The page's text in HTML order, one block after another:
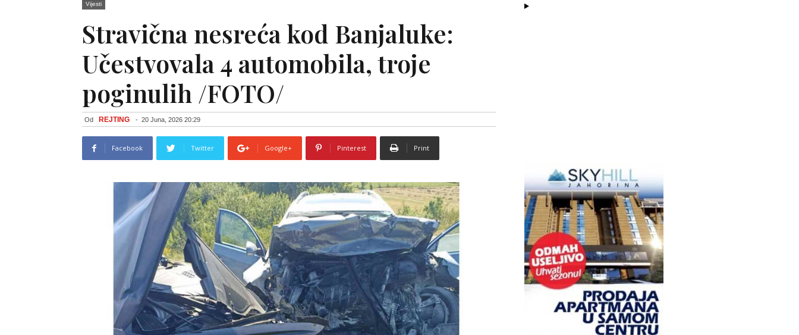
Vijesti
Stravična nesreća kod Banjaluke:
Učestvovala 4 automobila, troje
poginulih /FOTO/
Od REJTING - 20 Juna, 2026 20:29
Facebook Twitter Google+ Pinterest Print